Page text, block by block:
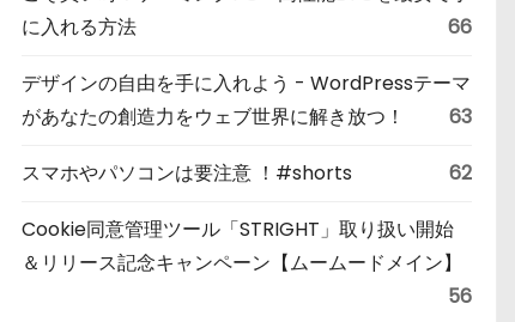
に入れる方法
66
デザインの自由を手に入れよう - WordPressテーマ
があなたの創造力をウェブ世界に解き放つ！
63
スマホやパソコンは要注意 ！#shorts 62
Cookie同意管理ツール「STRIGHT」取り扱い開始
＆リリース記念キャンペーン【ムームードメイン】
56